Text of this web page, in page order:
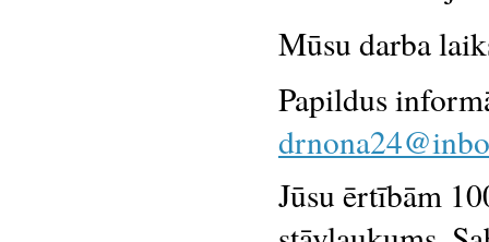
Mūsu darba
Papildus
Jūsu ērtībām